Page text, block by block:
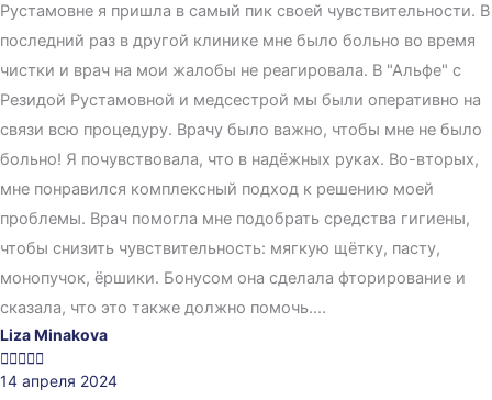
Рустамовне я пришла в самый пик своей чувствительности. В
последний раз в другой клинике мне было больно во время
чистки и врач на мои жалобы не реагировала. В "Альфе" с
Резидой Рустамовной и медсестрой мы были оперативно на
связи всю процедуру. Врачу было важно, чтобы мне не было
больно! Я почувствовала, что в надёжных руках. Во-вторых,
мне понравился комплексный подход к решению моей
проблемы. Врач помогла мне подобрать средства гигиены,
чтобы снизить чувствительность: мягкую щётку, пасту,
монопучок, ёршики. Бонусом она сделала фторирование и
сказала, что это также должно помочь....
Liza Minakova

14 апреля 2024